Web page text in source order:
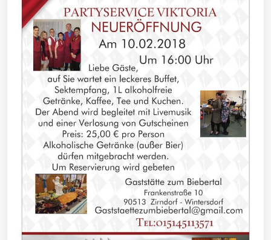
Wintersd
orf 1950
e. V.